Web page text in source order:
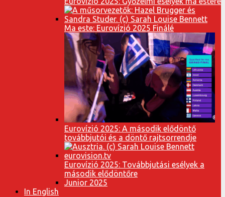
Ma este: Eurovízió 2025 Finálé
Eurovízió 2025: A második elődöntő
továbbjutói és a döntő rajtsorrendje
Eurovízió 2025: Továbbjutási esélyek a
második elődöntőre
Junior 2025
In English